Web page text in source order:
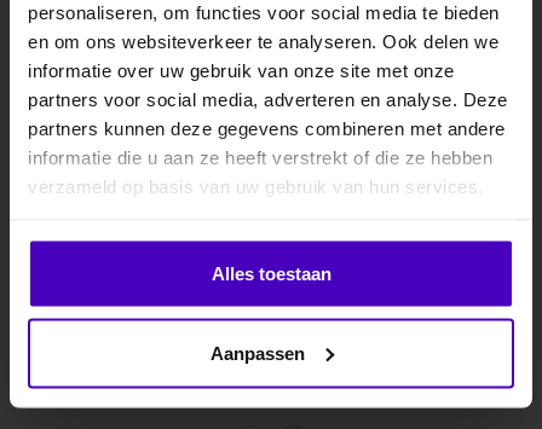
personaliseren, om functies voor social media te bieden
en om ons websiteverkeer te analyseren. Ook delen we
informatie over uw gebruik van onze site met onze
partners voor social media, adverteren en analyse. Deze
partners kunnen deze gegevens combineren met andere
informatie die u aan ze heeft verstrekt of die ze hebben
verzameld op basis van uw gebruik van hun services.
Alles toestaan
Aanpassen
PRESTEQ
Hoofdstel FaySport
naar de anatomie van het
paardenhoofd, heeft
€194,95
PRESTEQ
Hoofdstel FaySport
hoofdstel in een nieuw
jasje; het FaySport Glitter
€229,95
MELD JE AAN VOOR
10% KORTING
.